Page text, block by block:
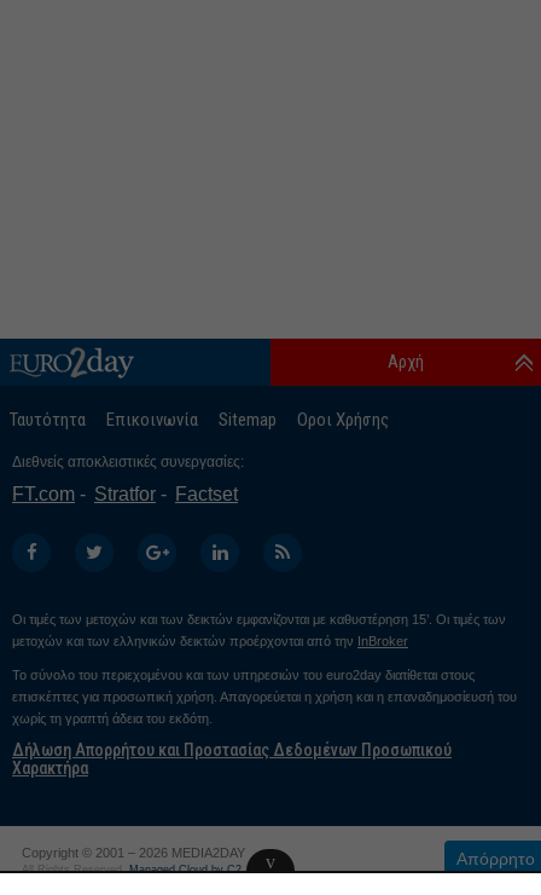
Ταυτότητα Επικοινωνία Sitemap Οροι Χρήσης
Αρχή
Διεθνείς αποκλειστικές συνεργασίες:
FT.com Stratfor Factset
Οι τιμές των μετοχών και των δεικτών εμφανίζονται με καθυστέρηση 15’. Οι τιμές των
μετοχών και των ελληνικών δεικτών προέρχονται από την InBroker
Το σύνολο του περιεχομένου και των υπηρεσιών του euro2day διατίθεται στους
επισκέπτες για προσωπική χρήση. Απαγορεύεται η χρήση και η επαναδημοσίευσή του
χωρίς τη γραπτή άδεια του εκδότη.
Δήλωση Απορρήτου και Προστασίας Δεδομένων Προσωπικού
Χαρακτήρα
Copyright © 2001 – 2026 MEDIA2DAY
All Rights Reserved.Managed Cloud by C2 v Απόρρητο